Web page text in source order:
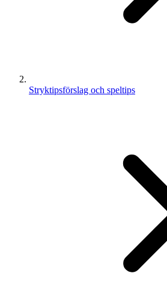
Stryktipsförslag och speltips